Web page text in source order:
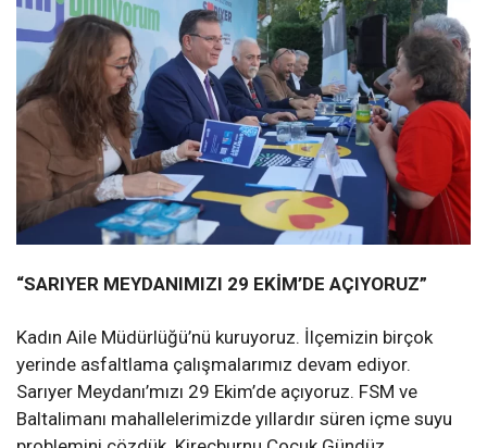
“SARIYER MEYDANIMIZI 29 EKİM’DE AÇIYORUZ”
Kadın Aile Müdürlüğü’nü kuruyoruz. İlçemizin birçok
yerinde asfaltlama çalışmalarımız devam ediyor.
Sarıyer Meydanı’mızı 29 Ekim’de açıyoruz. FSM ve
Baltalimanı mahallelerimizde yıllardır süren içme suyu